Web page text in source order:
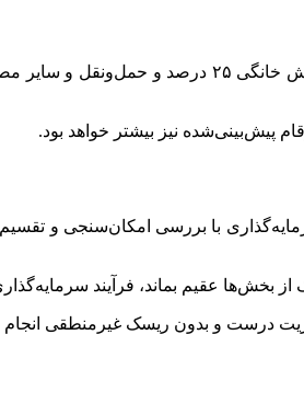
پیش‌بینی‌شده نیز بیشتر خواهد بود.
به فرصت‌های سرمایه‌گذاری در شرکت ملی گاز اشاره کرد و گفت: ۶۸
بخش‌ها عقیم بماند، فرآیند
درست و بدون ریسک غیرمنطقی